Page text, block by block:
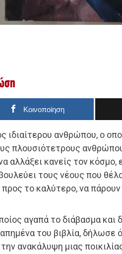
Κοινοποίηση
ιδιαίτερου ανθρώπου, ο
πλουσιότετρους
αλλάξει κανείς τον κόσμο,
τους νέους που
το καλύτερο, να πάρουν
αγαπά το διάβασμα και
του βιβλία, δήλωσε
ανακάλυψη μιας